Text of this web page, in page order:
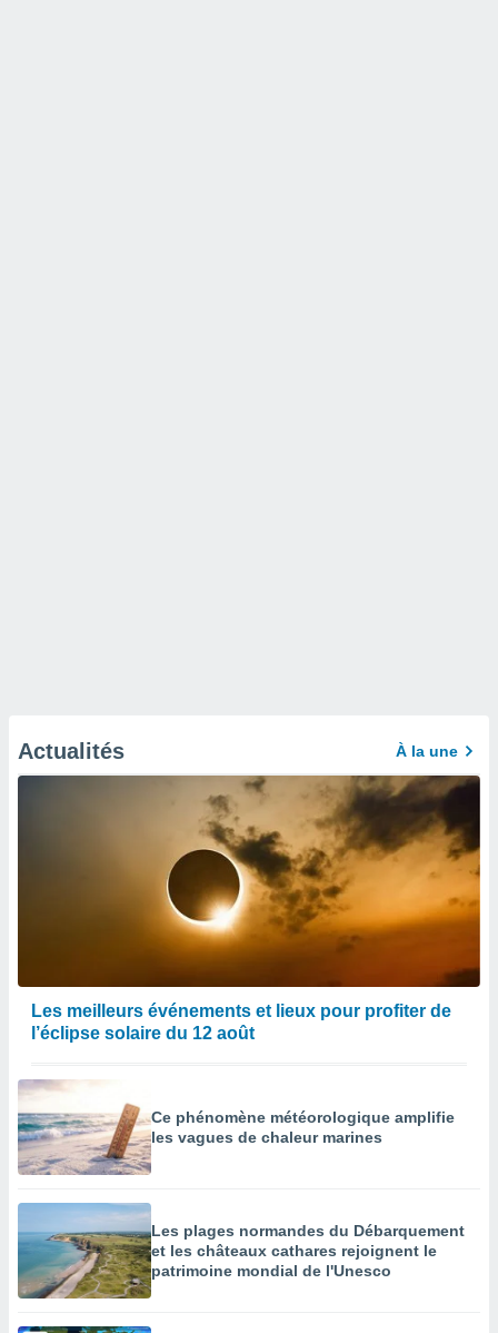
Actualités À la une
Les meilleurs événements et lieux pour profiter de
l’éclipse solaire du 12 août
Ce phénomène météorologique amplifie
les vagues de chaleur marines
Les plages normandes du Débarquement
et les châteaux cathares rejoignent le
patrimoine mondial de l'Unesco